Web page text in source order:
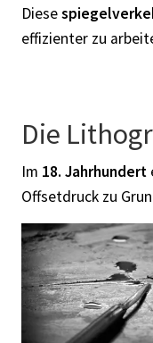
Diese
effizienter zu
Die
Im 18. Jahrhundert
Offsetdruck zu